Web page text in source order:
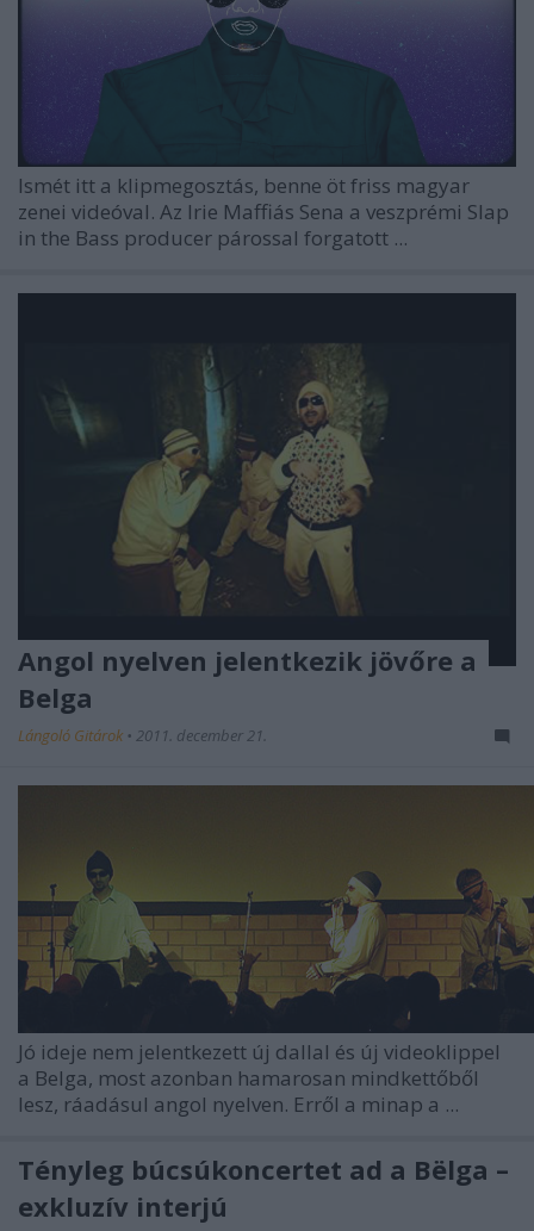
Ismét itt a klipmegosztás, benne öt friss magyar
zenei videóval. Az Irie Maffiás Sena a veszprémi Slap
in the Bass producer párossal forgatott ...
Angol nyelven jelentkezik jövőre a
Belga
Lángoló Gitárok • 2011. december 21.
Jó ideje nem jelentkezett új dallal és új videoklippel
a Belga, most azonban hamarosan mindkettőből
lesz, ráadásul angol nyelven. Erről a minap a ...
Tényleg búcsúkoncertet ad a Bëlga –
exkluzív interjú